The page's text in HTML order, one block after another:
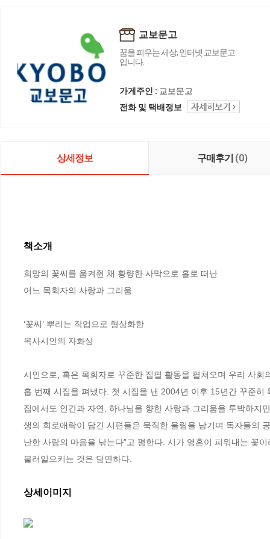
교보문고
꿈을 피우는 세상, 인터넷 교보문고
입니다.
가게주인 : 교보문고
전화 및 택배정보
상세정보 구매후기 (0)
책소개
희망의 꽃씨를 움켜쥔 채 황량한 사막으로 홀로 떠난
어느 목회자의 사랑과 그리움
‘꽃씨’ 뿌리는 작업으로 형상화한
목사시인의 자화상
시인으로, 혹은 목회자로 꾸준한 집필 활동을 펼쳐오며 우리 사
홉 번째 시집을 펴냈다. 첫 시집을 낸 2004년 이후 15년간 꾸준히
집에서도 인간과 자연, 하나님을 향한 사랑과 그리움을 투박하지
생의 희로애락이 담긴 시편들은 묵직한 울림을 남기며 독자들의
난한 사람의 마음을 낚는다”고 평한다. 시가 영혼이 피워내는 꽃
불러일으키는 것은 당연하다.
상세이미지